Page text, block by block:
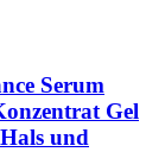
Serum
Gel
und